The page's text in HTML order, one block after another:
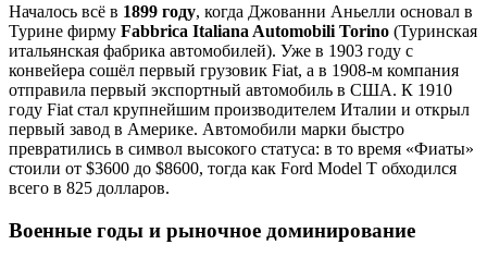
Началось всё в 1899 году, когда Джованни Аньелли основал в
Турине фирму Fabbrica Italiana Automobili Torino (Туринская
итальянская фабрика автомобилей). Уже в 1903 году с
конвейера сошёл первый грузовик Fiat, а в 1908‑м компания
отправила первый экспортный автомобиль в США. К 1910
году Fiat стал крупнейшим производителем Италии и открыл
первый завод в Америке. Автомобили марки быстро
превратились в символ высокого статуса: в то время «Фиаты»
стоили от $3600 до $8600, тогда как Ford Model T обходился
всего в 825 долларов.
Военные годы и рыночное доминирование